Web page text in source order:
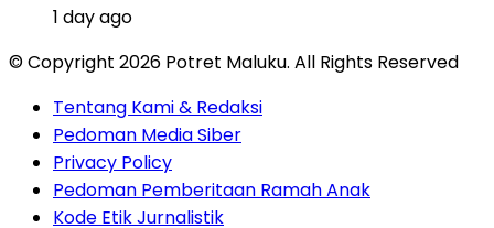
1 day ago
© Copyright 2026 Potret Maluku. All Rights Reserved
Tentang Kami & Redaksi
Pedoman Media Siber
Privacy Policy
Pedoman Pemberitaan Ramah Anak
Kode Etik Jurnalistik